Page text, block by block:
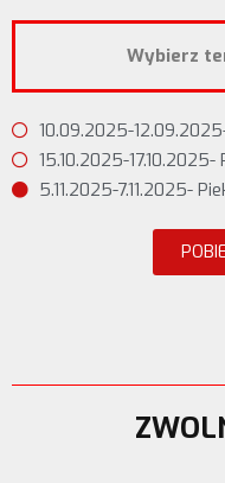
Wybierz
10.09.2025-
15.10.2025-17.10.2025-
5.11.2025-7.11.2025-